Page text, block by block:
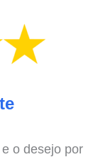
o desejo por